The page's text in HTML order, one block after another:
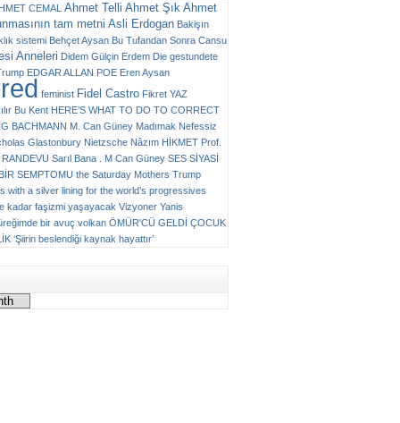
CEMAL Ahmet Telli Ahmet Şık Ahmet
tam metni Asli Erdogan Bakişın
sistemi Behçet Aysan Bu Tufandan Sonra Cansu
Anneleri Didem Gülçin Erdem Die gestundete
EDGAR ALLAN POE Eren Aysan
feminist Fidel Castro Fikret YAZ
Bu Kent HERE’S WHAT TO DO TO CORRECT
BACHMANN M. Can Güney Madımak Nefessiz
Glastonbury Nietzsche Nâzım HİKMET Prof.
RANDEVU Sarıl Bana . M Can Güney SES SİYASİ
SEMPTOMU the Saturday Mothers Trump
with a silver lining for the world’s progressives
kadar faşizmi yaşayacak Vizyoner Yanis
bir avuç volkan ÖMÜR'CÜ GELDİ ÇOCUK
‘Şiirin beslendiği kaynak hayattır’